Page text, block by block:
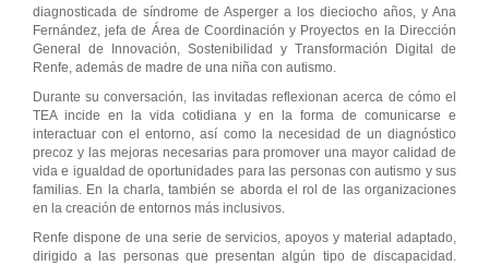
diagnosticada de síndrome de Asperger a los dieciocho años, y Ana
Fernández, jefa de Área de Coordinación y Proyectos en la Dirección
General de Innovación, Sostenibilidad y Transformación Digital de
Renfe, además de madre de una niña con autismo.
Durante su conversación, las invitadas reflexionan acerca de cómo el
TEA incide en la vida cotidiana y en la forma de comunicarse e
interactuar con el entorno, así como la necesidad de un diagnóstico
precoz y las mejoras necesarias para promover una mayor calidad de
vida e igualdad de oportunidades para las personas con autismo y sus
familias. En la charla, también se aborda el rol de las organizaciones
en la creación de entornos más inclusivos.
Renfe dispone de una serie de servicios, apoyos y material adaptado,
dirigido a las personas que presentan algún tipo de discapacidad.